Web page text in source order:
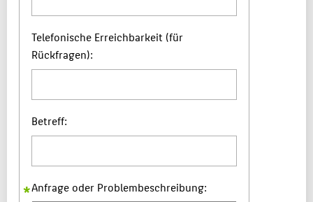
Telefonische Erreichbarkeit (für
Rückfragen):
Betreff:
Anfrage oder Problembeschreibung: